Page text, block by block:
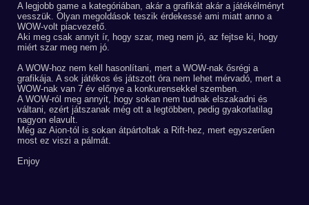
A legjobb game a kategóriában, akár a grafikát akár a játékélményt
vesszük. Olyan megoldások teszik érdekessé ami miatt anno a
WOW-volt piacvezető.
Aki meg csak annyit ír, hogy szar, meg nem jó, az fejtse ki, hogy
miért szar meg nem jó.
A WOW-hoz nem kell hasonlítani, mert a WOW-nak ősrégi a
grafikája. A sok játékos és játszott óra nem lehet mérvadó, mert a
WOW-nak van 7 év előnye a konkurensekkel szemben.
A WOW-ról meg annyit, hogy sokan nem tudnak elszakadni és
váltani, ezért játszanak még ott a legtöbben, pedig gyakorlatilag
nagyon elavult.
Még az Aion-tól is sokan átpártoltak a Rift-hez, mert egyszerűen
most ez viszi a pálmát.
Enjoy